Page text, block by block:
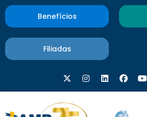
Benefícios
Filiadas